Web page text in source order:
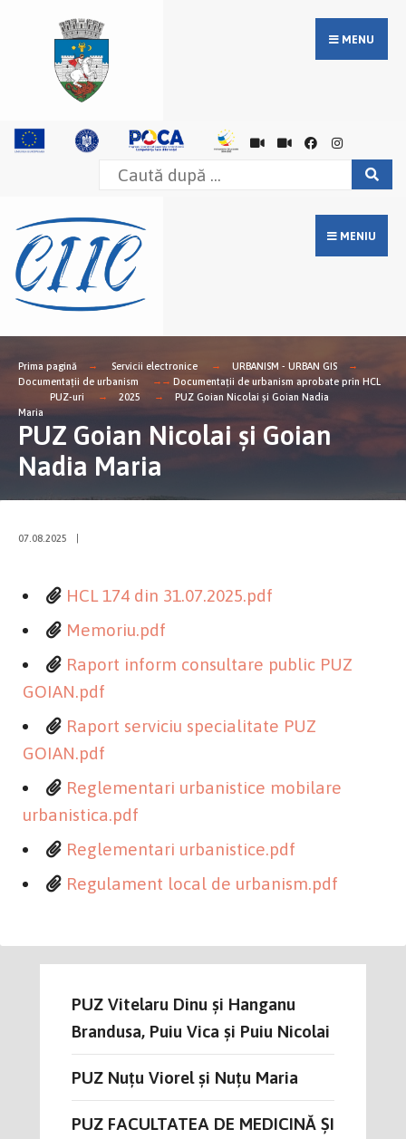
MENU
MENIU
Prima pagină Servicii electronice
URBANISM - URBAN GIS
Documentații de urbanism
Documentații de urbanism aprobate prin HCL
PUZ-uri
2025
PUZ Goian Nicolai și Goian Nadia
Maria
PUZ Goian Nicolai și Goian
Nadia Maria
07.08.2025
HCL 174 din 31.07.2025.pdf
Memoriu.pdf
Raport inform consultare public PUZ
GOIAN.pdf
Raport serviciu specialitate PUZ
GOIAN.pdf
Reglementari urbanistice mobilare
urbanistica.pdf
Reglementari urbanistice.pdf
Regulament local de urbanism.pdf
PUZ Vitelaru Dinu și Hanganu
Brandusa, Puiu Vica și Puiu Nicolai
PUZ Nuțu Viorel și Nuțu Maria
PUZ FACULTATEA DE MEDICINĂ ȘI